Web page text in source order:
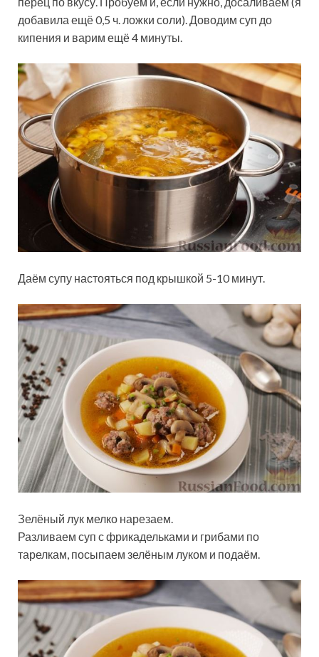
добавила ещё 0,5 ч. ложки соли). Доводим суп до
кипения и варим ещё 4 минуты.
Даём супу настояться под крышкой 5-10 минут.
Зелёный лук мелко нарезаем.
Разливаем суп с фрикадельками и грибами по
тарелкам, посыпаем зелёным луком и подаём.